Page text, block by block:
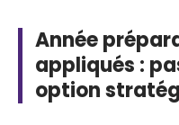
Année
appliqués :
option